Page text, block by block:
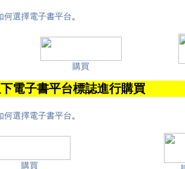
何選擇電子書平台。
購買
電子書平台標誌進行購買
何選擇電子書平台。
購買